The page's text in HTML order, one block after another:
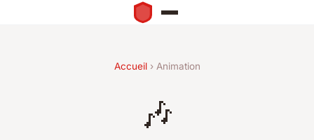
Accueil› Animation
🎶